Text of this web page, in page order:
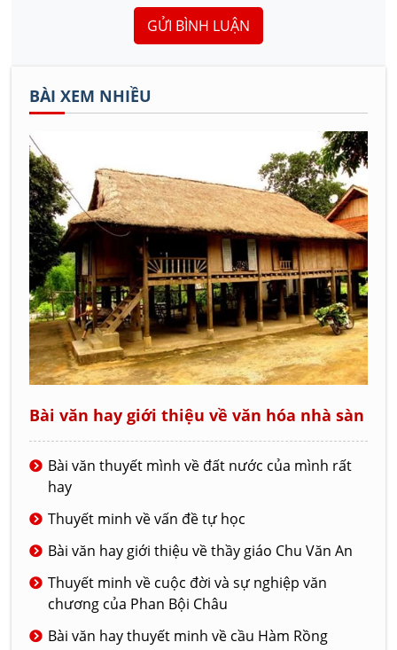
GỬI BÌNH LUẬN
BÀI XEM NHIỀU
Bài văn hay giới thiệu về văn hóa nhà sàn
Bài văn thuyết mình về đất nước của mình rất
hay
Thuyết minh về vấn đề tự học
Bài văn hay giới thiệu về thầy giáo Chu Văn An
Thuyết minh về cuộc đời và sự nghiệp văn
chương của Phan Bội Châu
Bài văn hay thuyết minh về cầu Hàm Rồng